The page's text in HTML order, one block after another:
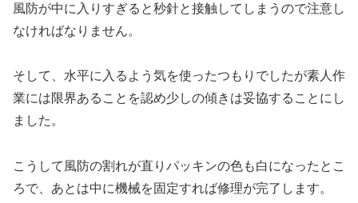
風防が中に入りすぎると秒針と接触してしまうので注意し
なければなりません。
そして、水平に入るよう気を使ったつもりでしたが素人作
業には限界あることを認め少しの傾きは妥協することにし
ました。
こうして風防の割れが直りパッキンの色も白になったとこ
ろで、あとは中に機械を固定すれば修理が完了します。